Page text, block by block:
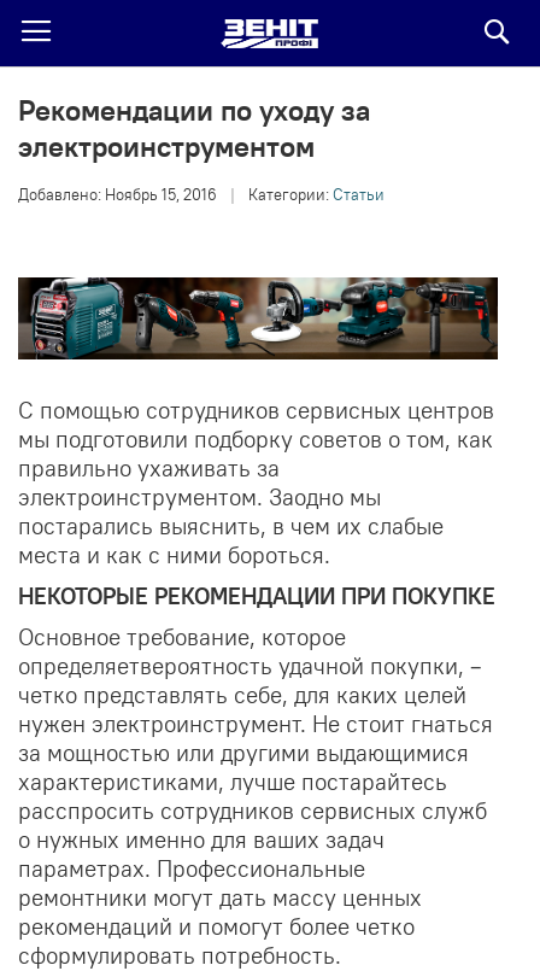
Рекомендации по уходу за
электроинструментом
Добавлено: Ноябрь 15, 2016 | Категории:Статьи
С помощью сотрудников сервисных центров
мы подготовили подборку советов о том, как
правильно ухаживать за
электроинструментом. Заодно мы
постарались выяснить, в чем их слабые
места и как с ними бороться.
НЕКОТОРЫЕ РЕКОМЕНДАЦИИ ПРИ ПОКУПКЕ
Основное требование, которое
определяетвероятность удачной покупки, –
четко представлять себе, для каких целей
нужен электроинструмент. Не стоит гнаться
за мощностью или другими выдающимися
характеристиками, лучше постарайтесь
расспросить сотрудников сервисных служб
о нужных именно для ваших задач
параметрах. Профессиональные
ремонтники могут дать массу ценных
рекомендаций и помогут более четко
сформулировать потребность.